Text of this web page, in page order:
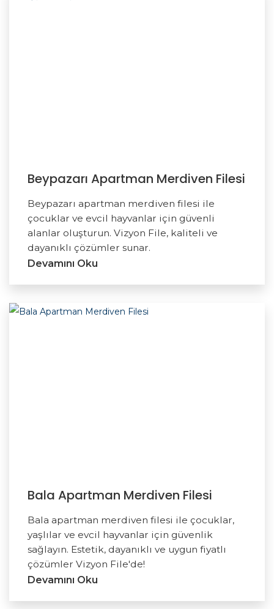
Beypazarı Apartman Merdiven Filesi
Beypazarı apartman merdiven filesi ile
çocuklar ve evcil hayvanlar için güvenli
alanlar oluşturun. Vizyon File, kaliteli ve
dayanıklı çözümler sunar.
Devamını Oku
Bala Apartman Merdiven Filesi
Bala apartman merdiven filesi ile çocuklar,
yaşlılar ve evcil hayvanlar için güvenlik
sağlayın. Estetik, dayanıklı ve uygun fiyatlı
çözümler Vizyon File'de!
Devamını Oku